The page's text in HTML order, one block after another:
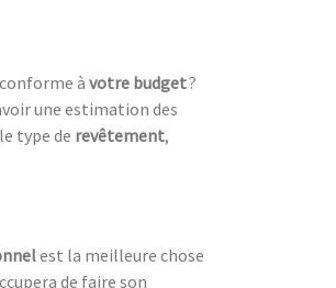
à votre budget?
une estimation des
type de revêtement,
est la meilleure chose
de faire son